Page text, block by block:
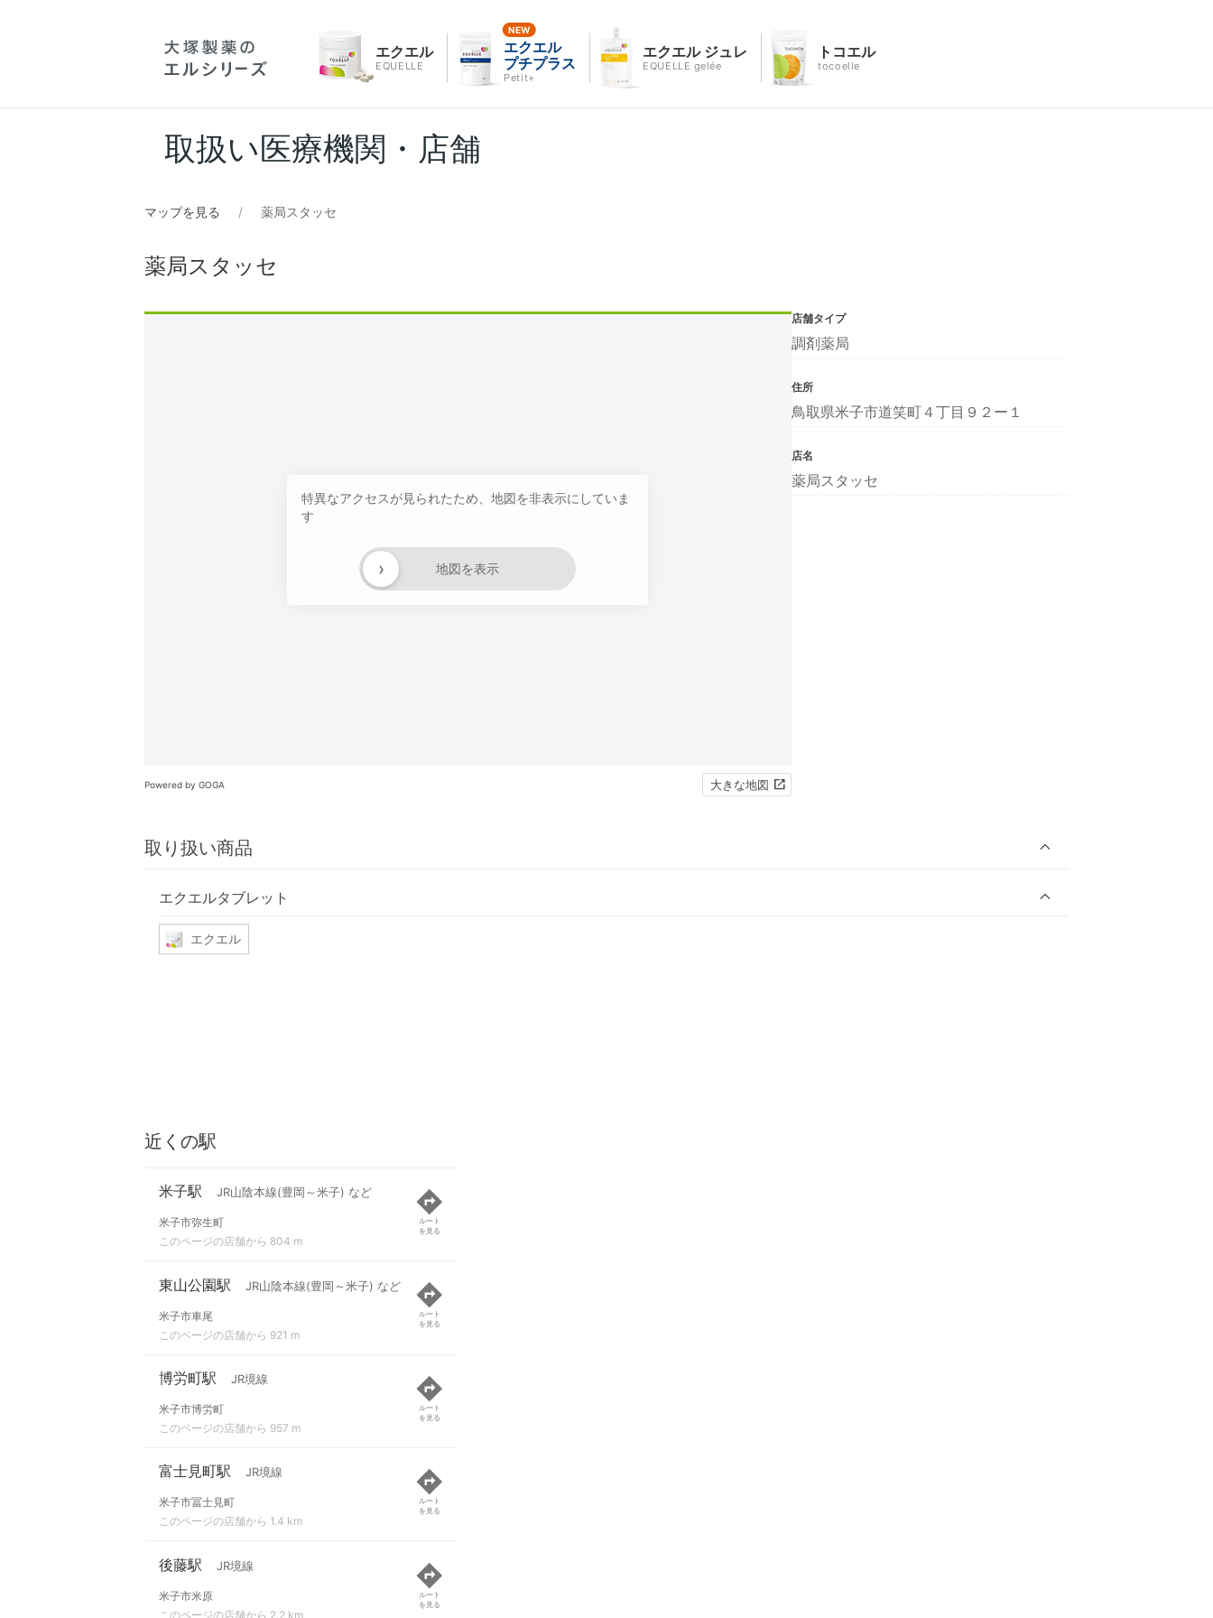
エクエル
EQUELLE
エクエル
プチプラス
Petit+
エクエル ジュレ
EQUELLE gelée
トコエル
tocoelle
取扱い医療機関・店舗
マップを見る 薬局スタッセ
薬局スタッセ
特異なアクセスが見られたため、地図を非表示にしていま
す
地図を表示
›
Powered by GOGA 大きな地図
取り扱い商品
エクエルタブレット
エクエル
店舗タイプ
調剤薬局
住所
鳥取県米子市道笑町４丁目９２ー１
店名
薬局スタッセ
近くの駅
米子駅 JR山陰本線(豊岡～米子) など
米子市弥生町
このページの店舗から 804 m
ルート
を見る
東山公園駅 JR山陰本線(豊岡～米子) など
米子市車尾
このページの店舗から 921 m
ルート
を見る
博労町駅 JR境線
米子市博労町
このページの店舗から 957 m
ルート
を見る
富士見町駅 JR境線
米子市冨士見町
このページの店舗から 1.4 km
ルート
を見る
後藤駅 JR境線
米子市米原
このページの店舗から 2.2 km
ルート
を見る